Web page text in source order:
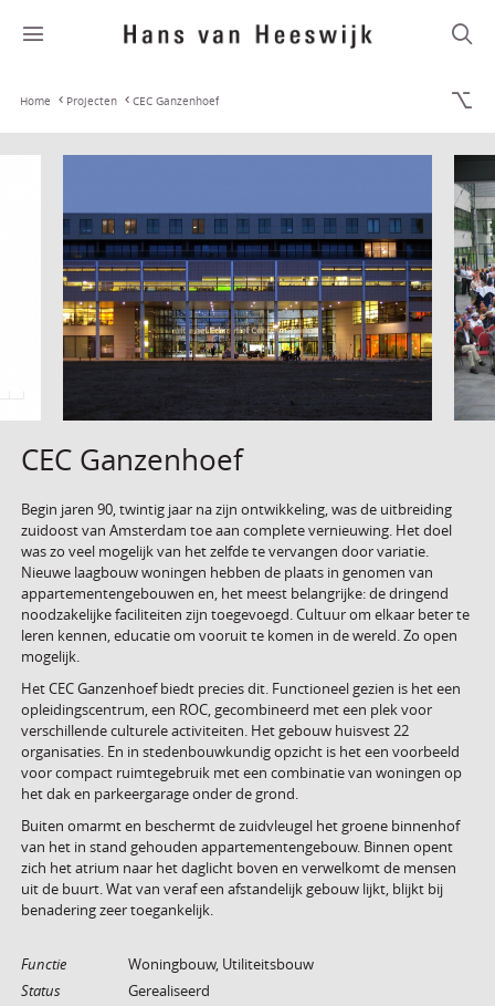
Home Projecten CEC Ganzenhoef
CEC Ganzenhoef
Begin jaren 90, twintig jaar na zijn ontwikkeling, was de uitbreiding
zuidoost van Amsterdam toe aan complete vernieuwing. Het doel
was zo veel mogelijk van het zelfde te vervangen door variatie.
Nieuwe laagbouw woningen hebben de plaats in genomen van
appartementengebouwen en, het meest belangrijke: de dringend
noodzakelijke faciliteiten zijn toegevoegd. Cultuur om elkaar beter te
leren kennen, educatie om vooruit te komen in de wereld. Zo open
mogelijk.
Het CEC Ganzenhoef biedt precies dit. Functioneel gezien is het een
opleidingscentrum, een ROC, gecombineerd met een plek voor
verschillende culturele activiteiten. Het gebouw huisvest 22
organisaties. En in stedenbouwkundig opzicht is het een voorbeeld
voor compact ruimtegebruik met een combinatie van woningen op
het dak en parkeergarage onder de grond.
Buiten omarmt en beschermt de zuidvleugel het groene binnenhof
van het in stand gehouden appartementengebouw. Binnen opent
zich het atrium naar het daglicht boven en verwelkomt de mensen
uit de buurt. Wat van veraf een afstandelijk gebouw lijkt, blijkt bij
benadering zeer toegankelijk.
Functie
Woningbouw, Utiliteitsbouw
Status
Gerealiseerd